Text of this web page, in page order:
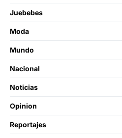
Juebebes
Moda
Mundo
Nacional
Noticias
Opinion
Reportajes